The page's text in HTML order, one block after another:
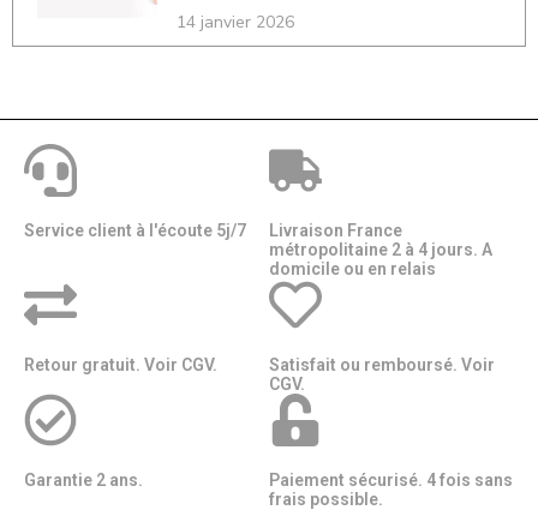
14 janvier 2026
Service client à l'écoute 5j/7
Livraison France
métropolitaine 2 à 4 jours. A
domicile ou en relais​​
Retour gratuit. Voir CGV.
Satisfait ou remboursé. Voir
CGV.
Garantie 2 ans.
Paiement sécurisé. 4 fois sans
frais possible.